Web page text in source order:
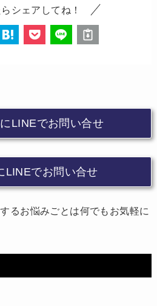
シェアしてね！
LINEでお問い合せ
LINEでお問い合せ
るお悩みごとは何でもお気軽に